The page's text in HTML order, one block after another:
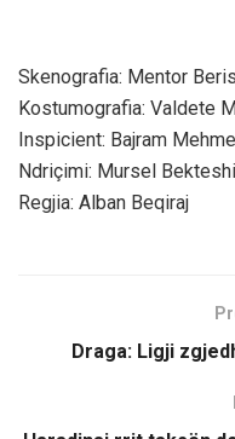
Skenografia: Mentor
Kostumografia: Valdete
Inspicient: Bajram
Ndriçimi: Mursel Bekteshi
Regjia: Alban Beqiraj
Draga: Ligji